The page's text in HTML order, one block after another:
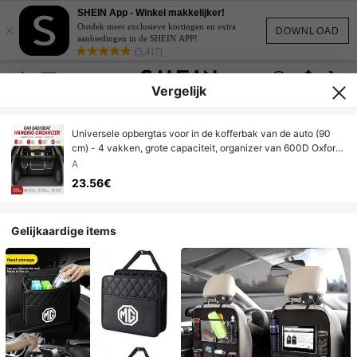
DOWNLOAD
×
SHEIN App - Winkel makkelijker!
Ontdek meer exclusieve kortingen en extra
aanbiedingen in de SHEIN APP!
(5,417)
Vergelijk
Universele opbergtas voor in de kofferbak van de auto (90
cm) - 4 vakken, grote capaciteit, organizer van 600D Oxford-
stof (geschikt voor SUV/MPV)
A
23.56€
Gelijkaardige items